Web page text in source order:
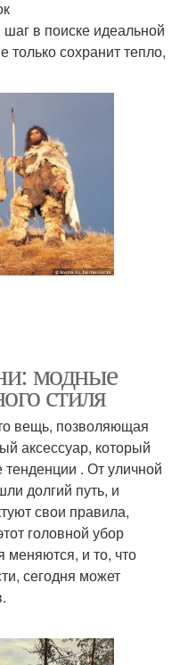
в поиске идеальной
только сохранит тепло,
модные
стиля
вещь, позволяющая
аксессуар, который
. От уличной
долгий путь, и
свои правила,
головной убор
и то, что
сегодня может